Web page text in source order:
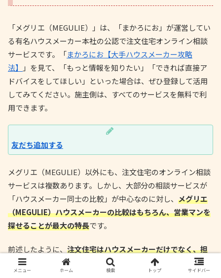
「メグリエ（MEGULIE）」は、「まかろにお」が運営してい
る有名ハウスメーカー本社の公認で注文住宅オンライン相談
サービスです。「まかろにお【大手ハウスメーカー攻略
法】
」を見て、「もっと情報を知りたい」「できれば直接ア
ドバイスをしてほしい」といった場合は、ぜひ登録して活用
してみてください。施主側は、すべてのサービスを無料で利
用できます。
友だち追加する
メグリエ（MEGULIE）以外にも、注文住宅のオンライン相談
サービスは複数あります。しかし、大部分の相談サービスが
「ハウスメーカー同士の比較」が中心なのに対し、 メグリエ
（MEGULIE）ハウスメーカーの比較はもちろん、営業マンを
探せることが最大の特長です。
前述したように、 注文住宅はハウスメーカーだけでなく、担
当営業マンの力量で顧客の満足度が変わります
。特に、ダイ
ワハウスのような大規模なメーカーは営業マンもたくさんい
メニュー ホーム 検索 トップ サイドバー